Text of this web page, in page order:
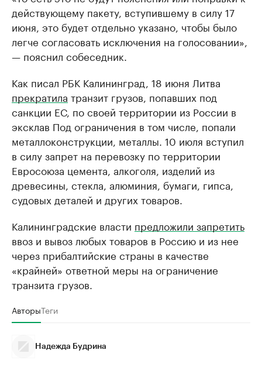
действующему пакету, вступившему в силу 17
июня, это будет отдельно указано, чтобы было
легче согласовать исключения на голосовании»,
— пояснил собеседник.
Как писал РБК Калининград, 18 июня Литва
прекратила транзит грузов, попавших под
санкции ЕС, по своей территории из России в
эксклав Под ограничения в том числе, попали
металлоконструкции, металлы. 10 июля вступил
в силу запрет на перевозку по территории
Евросоюза цемента, алкоголя, изделий из
древесины, стекла, алюминия, бумаги, гипса,
судовых деталей и других товаров.
Калининградские власти предложили запретить
ввоз и вывоз любых товаров в Россию и из нее
через прибалтийские страны в качестве
«крайней» ответной меры на ограничение
транзита грузов.
АвторыТеги
Надежда Будрина